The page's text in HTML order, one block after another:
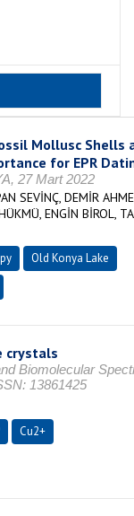
Mollusc Shells
for EPR
27 Mart 2022
SEVİNÇ, DEMİR
ENGİN BİROL,
Old Konya Lake
crystals
Biomolecular
13861425
Cu2+